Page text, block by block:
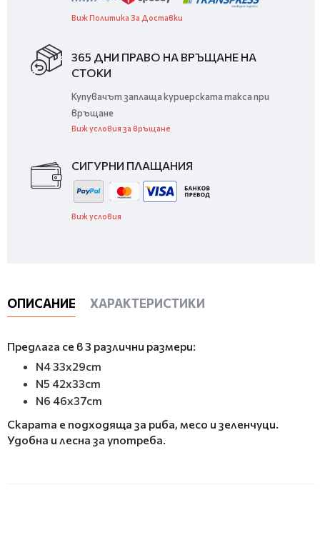
Виж Политика За Доставки
365 ДНИ ПРАВО НА ВРЪЩАНЕ НА
СТОКИ
Купувачът заплаща куриерската такса при
връщане
Виж условия за връщане
СИГУРНИ ПЛАЩАНИЯ
Виж условия
ОПИСАНИЕ ХАРАКТЕРИСТИКИ
Предлага се в 3 различни размери:
N4 33x29cm
N5 42x33cm
N6 46x37cm
Скарата е подходяща за риба, месо и зеленчуци.
Удобна и лесна за употреба.